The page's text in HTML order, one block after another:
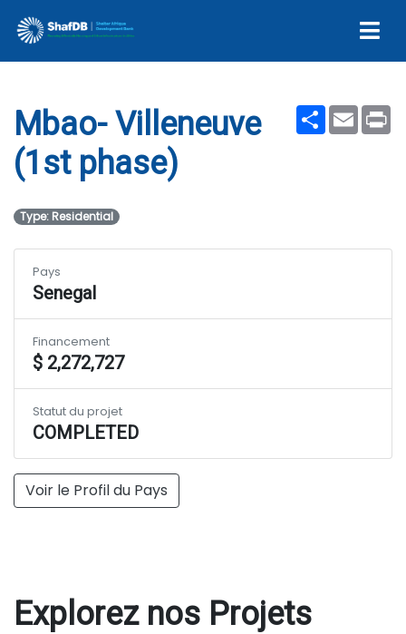
phase)
ShareEmail
Mbao- Villeneuve
(1st phase)
Type: Residential
Voir le Profil du Pays
Pays
Senegal
Financement
$ 2,272,727
Statut du projet
COMPLETED
Explorez nos Projets